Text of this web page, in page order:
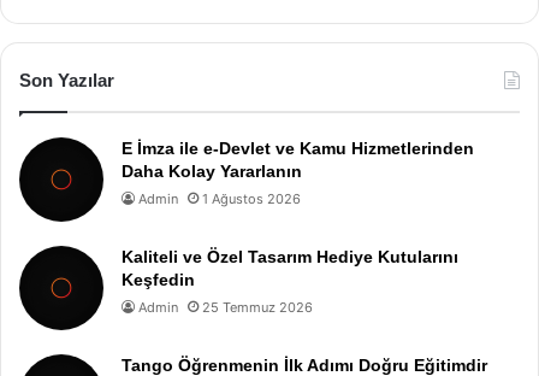
Son Yazılar
E İmza ile e-Devlet ve Kamu Hizmetlerinden
Daha Kolay Yararlanın
Admin 1 Ağustos 2026
Kaliteli ve Özel Tasarım Hediye Kutularını
Keşfedin
Admin 25 Temmuz 2026
Tango Öğrenmenin İlk Adımı Doğru Eğitimdir